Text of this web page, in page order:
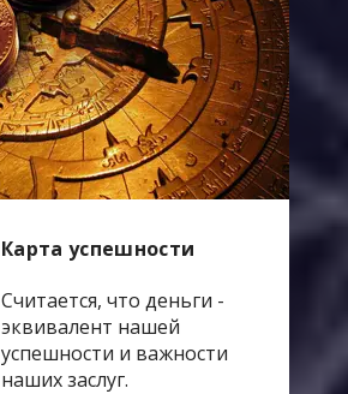
Карта успешности
Считается, что деньги -
эквивалент нашей
успешности и важности
наших заслуг.